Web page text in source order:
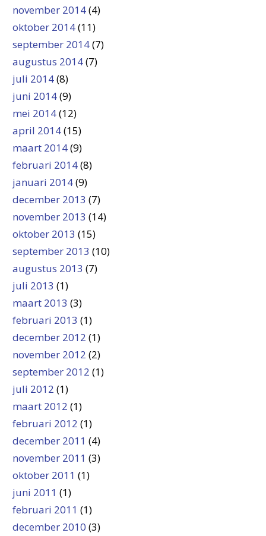
november 2014(4)
oktober 2014(11)
september 2014(7)
augustus 2014(7)
juli 2014(8)
juni 2014(9)
mei 2014(12)
april 2014(15)
maart 2014(9)
februari 2014(8)
januari 2014(9)
december 2013 (7)
november 2013 (14)
oktober 2013 (15)
september 2013 (10)
augustus 2013 (7)
juli 2013 (1)
maart 2013 (3)
februari 2013 (1)
december 2012 (1)
november 2012 (2)
september 2012 (1)
juli 2012 (1)
maart 2012 (1)
februari 2012 (1)
december 2011 (4)
november 2011 (3)
oktober 2011 (1)
juni 2011 (1)
februari 2011 (1)
december 2010 (3)